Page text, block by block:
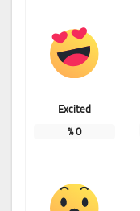
Excited
0
%